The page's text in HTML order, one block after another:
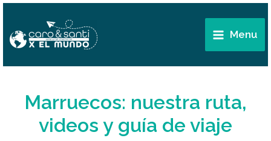
contenido
Main
Menu
Menu
Marruecos: nuestra ruta,
videos y guía de viaje